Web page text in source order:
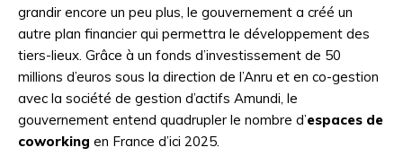
grandir encore un peu plus, le gouvernement a créé un
autre plan financier qui permettra le développement des
tiers-lieux. Grâce à un fonds d’investissement de 50
millions d’euros sous la direction de l’Anru et en co-gestion
avec la société de gestion d’actifs Amundi, le
gouvernement entend quadrupler le nombre d’espaces de
coworking en France d’ici 2025.